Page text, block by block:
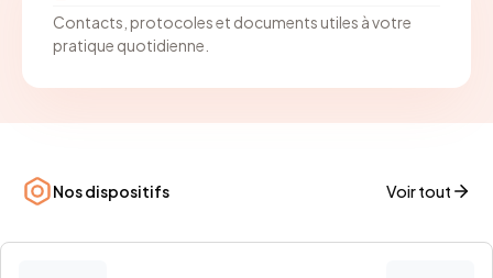
Contacts, protocoles et documents utiles à votre
pratique quotidienne.
Nos dispositifs Voir tout